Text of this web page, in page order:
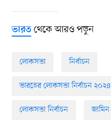
ভারতথেকে আরও পড়ুন
লোকসভা নির্বাচন
ভারতের লোকসভা নির্বাচন ২০২৪
লোকসভা নির্বাচন জামিন